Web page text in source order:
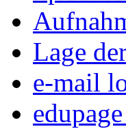
Lage
e-mail